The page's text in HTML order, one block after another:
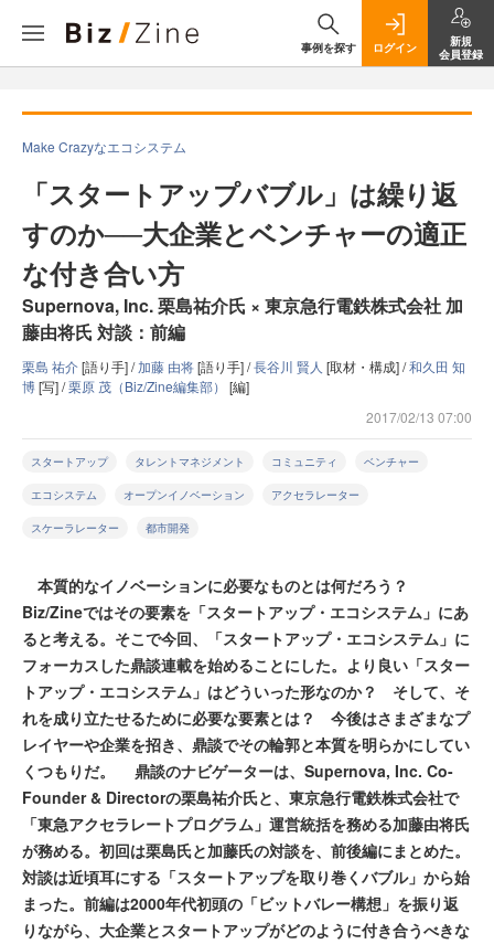
事例を探す ログイン
新規
会員登録
Make Crazyなエコシステム
「スタートアップバブル」は繰り返
すのか──大企業とベンチャーの適正
な付き合い方
Supernova, Inc. 栗島祐介氏 × 東京急行電鉄株式会社 加
藤由将氏 対談：前編
栗島 祐介[語り手] /加藤 由将[語り手] /長谷川 賢人 [取材・構成] /和久田 知
博[写] /栗原 茂（Biz/Zine編集部） [編]
2017/02/13 07:00
スタートアップ タレントマネジメント コミュニティ ベンチャー
エコシステム オープンイノベーション アクセラレーター
スケーラレーター 都市開発
本質的なイノベーションに必要なものとは何だろう？
Biz/Zineではその要素を「スタートアップ・エコシステム」にあ
ると考える。そこで今回、「スタートアップ・エコシステム」に
フォーカスした鼎談連載を始めることにした。より良い「スター
トアップ・エコシステム」はどういった形なのか？ そして、そ
れを成り立たせるために必要な要素とは？ 今後はさまざまなプ
レイヤーや企業を招き、鼎談でその輪郭と本質を明らかにしてい
くつもりだ。 鼎談のナビゲーターは、Supernova, Inc. Co-
Founder & Directorの栗島祐介氏と、東京急行電鉄株式会社で
「東急アクセラレートプログラム」運営統括を務める加藤由将氏
が務める。初回は栗島氏と加藤氏の対談を、前後編にまとめた。
対談は近頃耳にする「スタートアップを取り巻くバブル」から始
まった。前編は2000年代初頭の「ビットバレー構想」を振り返
りながら、大企業とスタートアップがどのように付き合うべきな